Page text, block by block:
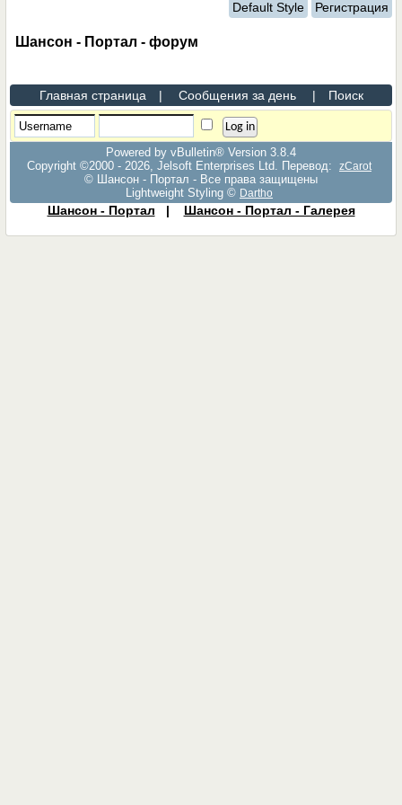
Default Style Регистрация
Шансон - Портал - форум
Главная страница | Сообщения за день | Поиск
Powered by vBulletin® Version 3.8.4
Copyright ©2000 - 2026, Jelsoft Enterprises Ltd. Перевод:
zCarot
© Шансон - Портал - Все права защищены
Lightweight Styling © Dartho
Шансон - Портал | Шансон - Портал - Галерея